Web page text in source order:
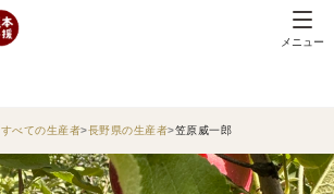
メニュー
すべての生産者 長野県の生産者 笠原威一郎